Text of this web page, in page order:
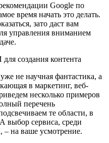
Google по
время начать это делать.
зато даст вам
управления вниманием
создания контента
не научная фантастика, а
в маркетинг, веб-
несколько примеров
перечень
те области, в
сервиса, среди
– на ваше усмотрение.